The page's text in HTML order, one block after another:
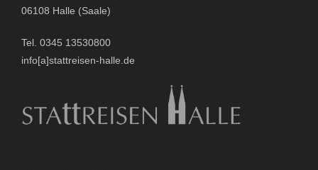
n
t
i
06108 Halle (Saale)
Tel. 0345 13530800
info[a]stattreisen-halle.de